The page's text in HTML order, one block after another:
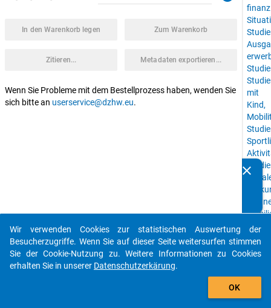
In den Warenkorb legen Zum Warenkorb
Zitieren... Metadaten exportieren...
Wenn Sie Probleme mit dem Bestellprozess haben, wenden Sie
sich bitte an userservice@dzhw.eu.
mit
Kind,
clear
auto_stories
add_shopping_cart
Wir verwenden Cookies zur statistischen Auswertung der
Besucherzugriffe. Wenn Sie auf dieser Seite weitersurfen stimmen
Sie der Cookie-Nutzung zu. Weitere Informationen zu Cookies
erhalten Sie in unserer Datenschutzerkärung.
OK